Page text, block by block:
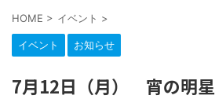
HOME > イベント >
イベント お知らせ
7月12日（月） 宵の明